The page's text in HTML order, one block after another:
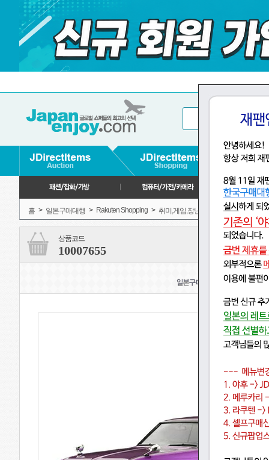
홈 > 일본구매대행 > Rakuten Shopping > 취미,게임,장난감 > 장난감 >
상품코드
10007655